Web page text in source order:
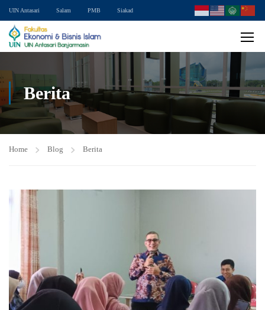
UIN Antasari Salam PMB Siakad
Berita
Home Blog Berita